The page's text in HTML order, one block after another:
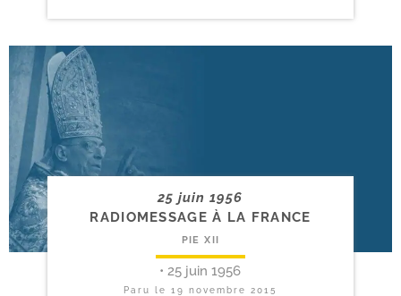
25 juin 1956
RADIOMESSAGE À LA FRANCE
PIE XII
• 25 juin 1956
Paru le19 novembre 2015